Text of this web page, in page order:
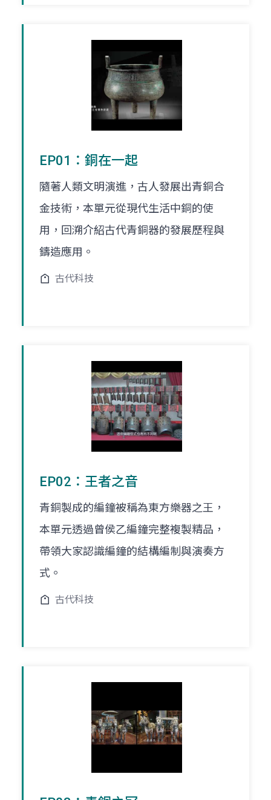
EP01：銅在一起
隨著人類文明演進，古人發展出青銅合
金技術，本單元從現代生活中銅的使
用，回溯介紹古代青銅器的發展歷程與
鑄造應用。
古代科技
EP02：王者之音
青銅製成的編鐘被稱為東方樂器之王，
本單元透過曾侯乙編鐘完整複製精品，
帶領大家認識編鐘的結構編制與演奏方
式。
古代科技